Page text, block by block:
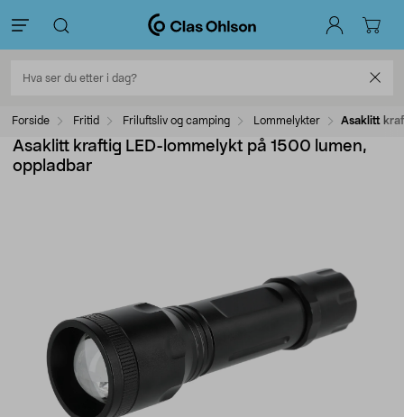
Forside Fritid Friluftsliv og camping Lommelykter Asaklitt
Asaklitt kraftig LED-lommelykt på 1500 lumen,
oppladbar